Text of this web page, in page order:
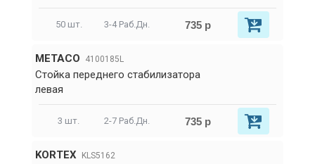
50 шт. 3-4 Раб.Дн. 735 р
METACO 4100185L
Стойка переднего стабилизатора
левая
3 шт. 2-7 Раб.Дн. 735 р
KORTEX KLS5162